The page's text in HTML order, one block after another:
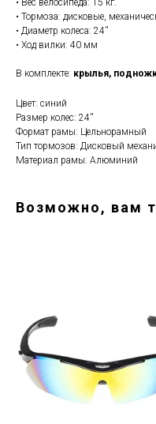
• Вес велосипеда: 15 кг.
• Тормоза: дисковые,
• Диаметр колеса: 24''
• Ход вилки: 40 мм
В комплекте: крылья,
Цвет: синий
Размер колес: 24''
Формат рамы: Цельнорамный
Тип тормозов: Дисковый
Материал рамы: Алюминий
Возможно, вам